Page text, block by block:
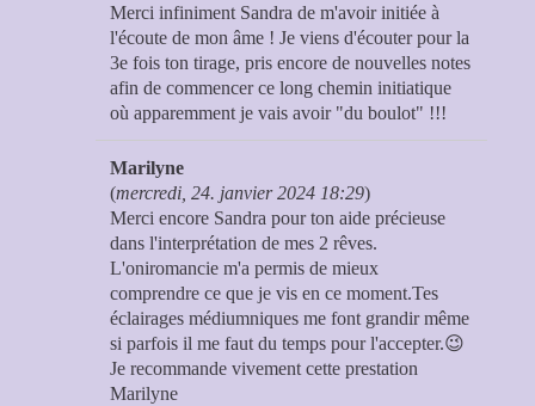
Merci infiniment Sandra de m'avoir initiée à
l'écoute de mon âme ! Je viens d'écouter pour la
3e fois ton tirage, pris encore de nouvelles notes
afin de commencer ce long chemin initiatique
où apparemment je vais avoir "du boulot" !!!
Marilyne
(mercredi, 24. janvier 2024 18:29)
Merci encore Sandra pour ton aide précieuse
dans l'interprétation de mes 2 rêves.
L'oniromancie m'a permis de mieux
comprendre ce que je vis en ce moment.Tes
éclairages médiumniques me font grandir même
si parfois il me faut du temps pour l'accepter.😉
Je recommande vivement cette prestation
Marilyne